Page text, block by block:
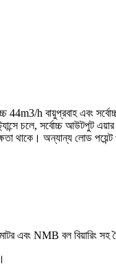
h বায়ুপ্রবাহ এবং
চলে, সর্বোচ্চ আউটপুট
থাকে। অন্যান্য লোড পয়েন্ট
NMB বল বিয়ারিং সহ